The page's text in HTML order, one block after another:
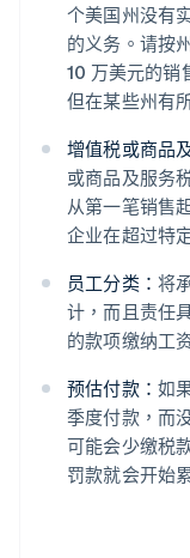
个美国州没有
的义务。请按
10 万美元的销
但在某些州有
增值税或商品
或商品及服务
从第一笔销售
企业在超过特
员工分类： 将
计，而且责任
的款项缴纳工
预估付款： 如
季度付款，而
可能会少缴税
罚款就会开始